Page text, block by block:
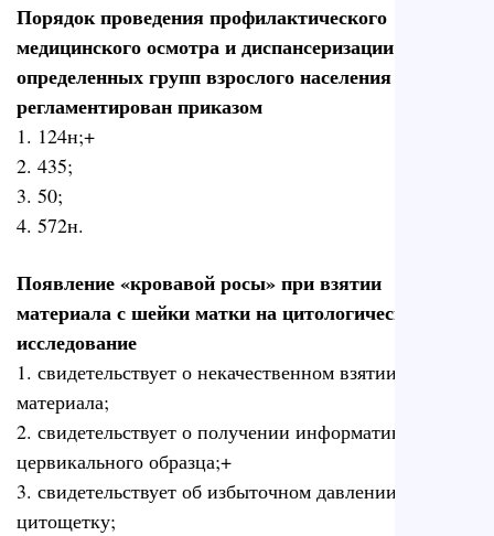
Порядок проведения профилактического
медицинского осмотра и диспансеризации
определенных групп взрослого населения
регламентирован приказом
1. 124н;+
2. 435;
3. 50;
4. 572н.
Появление «кровавой росы» при взятии
материала с шейки матки на цитологическое
исследование
1. свидетельствует о некачественном взятии
материала;
2. свидетельствует о получении информативного
цервикального образца;+
3. свидетельствует об избыточном давлении на
цитощетку;